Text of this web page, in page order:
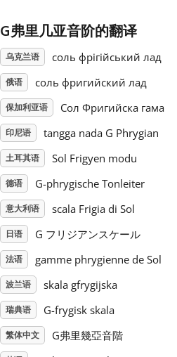
Português
Svenska
Tiếng Việt
Türkçe
简体中文
繁體中文
G弗里几亚音阶的翻译
乌克兰语 соль фрігійський лад
俄语 соль фригийский лад
保加利亚语 Сол Фригийска гама
印尼语 tangga nada G Phrygian
土耳其语 Sol Frigyen modu
德语 G-phrygische Tonleiter
意大利语 scala Frigia di Sol
日语 G フリジアンスケール
法语 gamme phrygienne de Sol
波兰语 skala gfrygijska
瑞典语 G-frygisk skala
繁体中文 G弗里幾亞音階